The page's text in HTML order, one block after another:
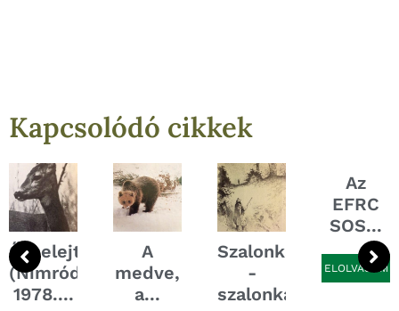
Kapcsolódó cikkek
Őzselejtezés
(Nimród,
1978....
A
medve,
a...
Szalonkales
-
szalonka...
Az
EFRC
SOS...
ELOLVASOM